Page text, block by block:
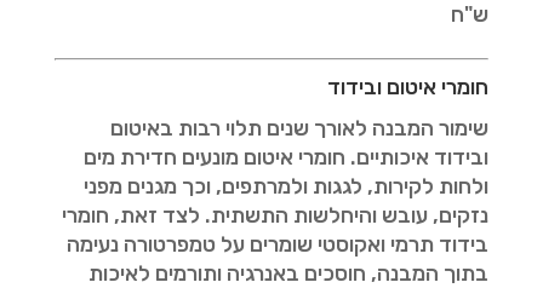
ש"ח
חומרי איטום ובידוד
שימור המבנה לאורך שנים תלוי רבות באיטום
ובידוד איכותיים. חומרי איטום מונעים חדירת מים
ולחות לקירות, לגגות ולמרתפים, וכך מגנים מפני
נזקים, עובש והיחלשות התשתית. לצד זאת, חומרי
בידוד תרמי ואקוסטי שומרים על טמפרטורה נעימה
בתוך המבנה, חוסכים באנרגיה ותורמים לאיכות